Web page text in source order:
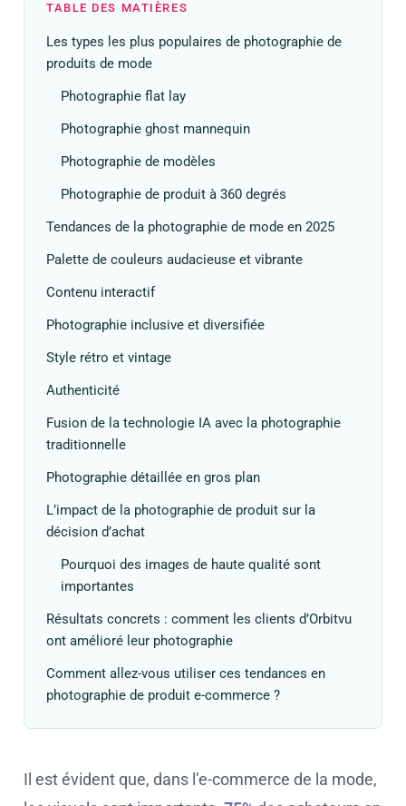
TABLE DES MATIÈRES
Les types les plus populaires de photographie de
produits de mode
Photographie flat lay
Photographie ghost mannequin
Photographie de modèles
Photographie de produit à 360 degrés
Tendances de la photographie de mode en 2025
Palette de couleurs audacieuse et vibrante
Contenu interactif
Photographie inclusive et diversifiée
Style rétro et vintage
Authenticité
Fusion de la technologie IA avec la photographie
traditionnelle
Photographie détaillée en gros plan
L’impact de la photographie de produit sur la
décision d’achat
Pourquoi des images de haute qualité sont
importantes
Résultats concrets : comment les clients d’Orbitvu
ont amélioré leur photographie
Comment allez-vous utiliser ces tendances en
photographie de produit e-commerce ?
Il est évident que, dans l’e-commerce de la mode,